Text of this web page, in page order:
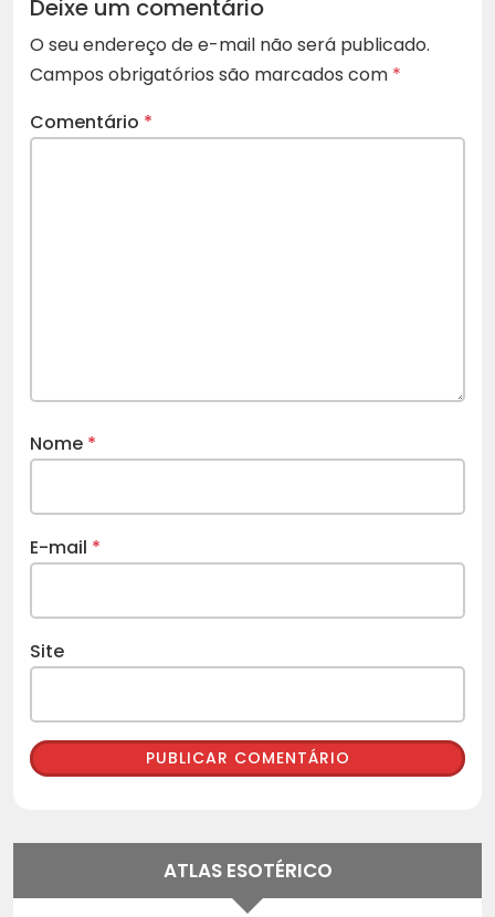
Deixe um comentário
O seu endereço de e-mail não será publicado.
Campos obrigatórios são marcados com *
Comentário *
Nome *
E-mail *
Site
ATLAS ESOTÉRICO